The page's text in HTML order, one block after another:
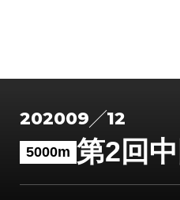
202009 12
5000m 第2回